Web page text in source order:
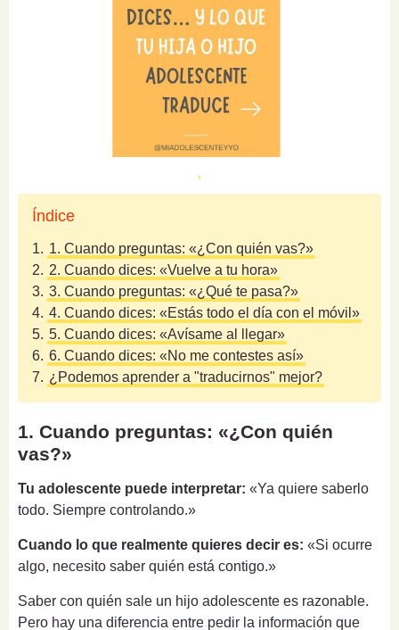
Índice
1. 1. Cuando preguntas: «¿Con quién vas?»
2. 2. Cuando dices: «Vuelve a tu hora»
3. 3. Cuando preguntas: «¿Qué te pasa?»
4. 4. Cuando dices: «Estás todo el día con el móvil»
5. 5. Cuando dices: «Avísame al llegar»
6. 6. Cuando dices: «No me contestes así»
7. ¿Podemos aprender a "traducirnos" mejor?
1. Cuando preguntas: «¿Con quién
vas?»
Tu adolescente puede interpretar: «Ya quiere saberlo
todo. Siempre controlando.»
Cuando lo que realmente quieres decir es: «Si ocurre
algo, necesito saber quién está contigo.»
Saber con quién sale un hijo adolescente es razonable.
Pero hay una diferencia entre pedir la información que